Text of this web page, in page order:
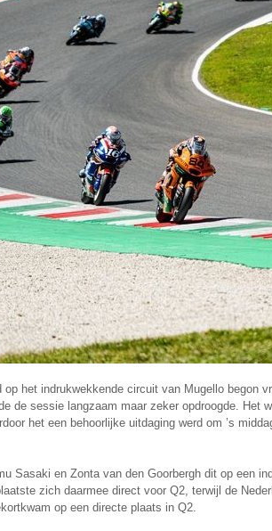
op het indrukwekkende circuit van Mugello begon
de sessie langzaam maar zeker opdroogde. Het
het een behoorlijke uitdaging werd om ’s
Sasaki en Zonta van den Goorbergh dit op een
zich daarmee direct voor Q2, terwijl de
op een directe plaats in Q2.